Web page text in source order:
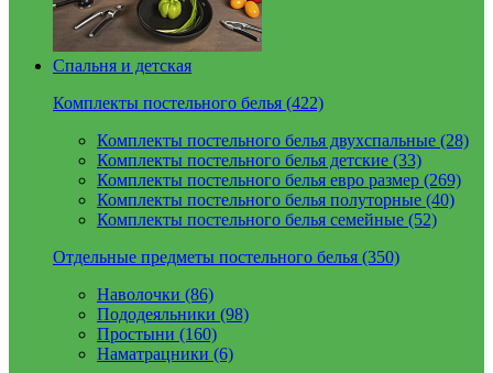
Спальня и детская
Комплекты постельного белья (422)
Комплекты постельного белья двухспальные (28)
Комплекты постельного белья детские (33)
Комплекты постельного белья евро размер (269)
Комплекты постельного белья полуторные (40)
Комплекты постельного белья семейные (52)
Отдельные предметы постельного белья (350)
Наволочки (86)
Пододеяльники (98)
Простыни (160)
Наматрацники (6)